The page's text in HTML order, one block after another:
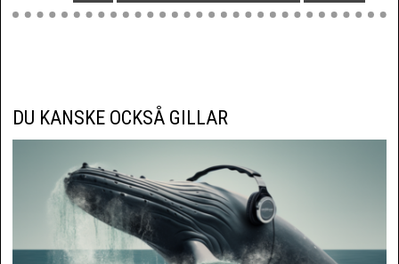
DU KANSKE OCKSÅ GILLAR